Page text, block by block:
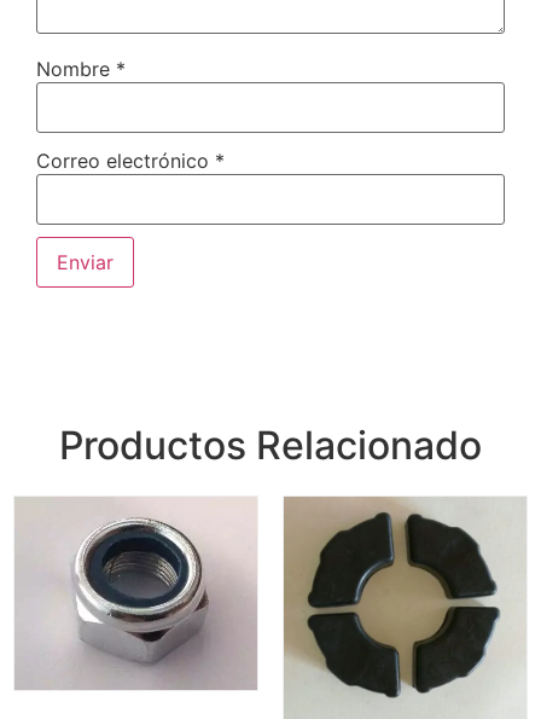
Nombre *
Correo electrónico *
Productos Relacionado